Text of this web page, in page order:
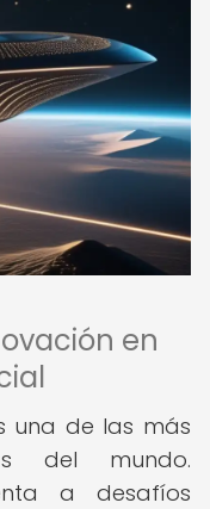
en
una de las más
del mundo.
a desafíos